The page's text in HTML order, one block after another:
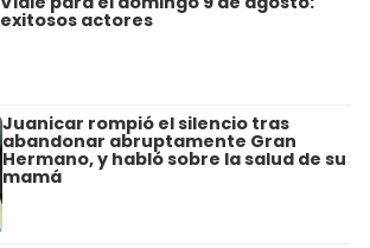
exitosos actores
Juanicar rompió el silencio tras
abandonar abruptamente Gran
Hermano, y habló sobre la salud de su
mamá